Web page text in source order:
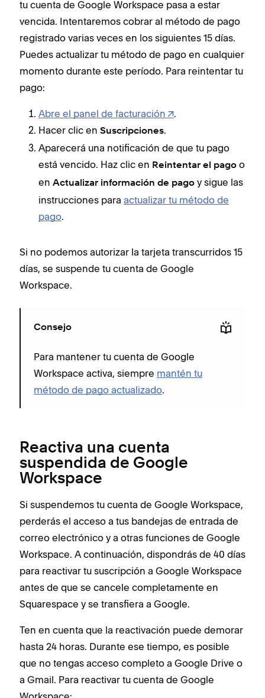
tu cuenta de Google Workspace pasa a estar
vencida. Intentaremos cobrar al método de pago
registrado varias veces en los siguientes 15 días.
Puedes actualizar tu método de pago en cualquier
momento durante este período. Para reintentar tu
pago:
Abre el panel de facturación
.
Hacer clic en Suscripciones.
Aparecerá una notificación de que tu pago
está vencido. Haz clic en Reintentar el pago o
en Actualizar información de pago y sigue las
instrucciones para actualizar tu método de
pago.
Si no podemos autorizar la tarjeta transcurridos 15
días, se suspende tu cuenta de Google
Workspace.
Consejo
Para mantener tu cuenta de Google
Workspace activa, siempre mantén tu
método de pago actualizado.
Reactiva una cuenta
suspendida de Google
Workspace
Si suspendemos tu cuenta de Google Workspace,
perderás el acceso a tus bandejas de entrada de
correo electrónico y a otras funciones de Google
Workspace. A continuación, dispondrás de 40 días
para reactivar tu suscripción a Google Workspace
antes de que se cancele completamente en
Squarespace y se transfiera a Google.
Ten en cuenta que la reactivación puede demorar
hasta 24 horas. Durante ese tiempo, es posible
que no tengas acceso completo a Google Drive o
a Gmail. Para reactivar tu cuenta de Google